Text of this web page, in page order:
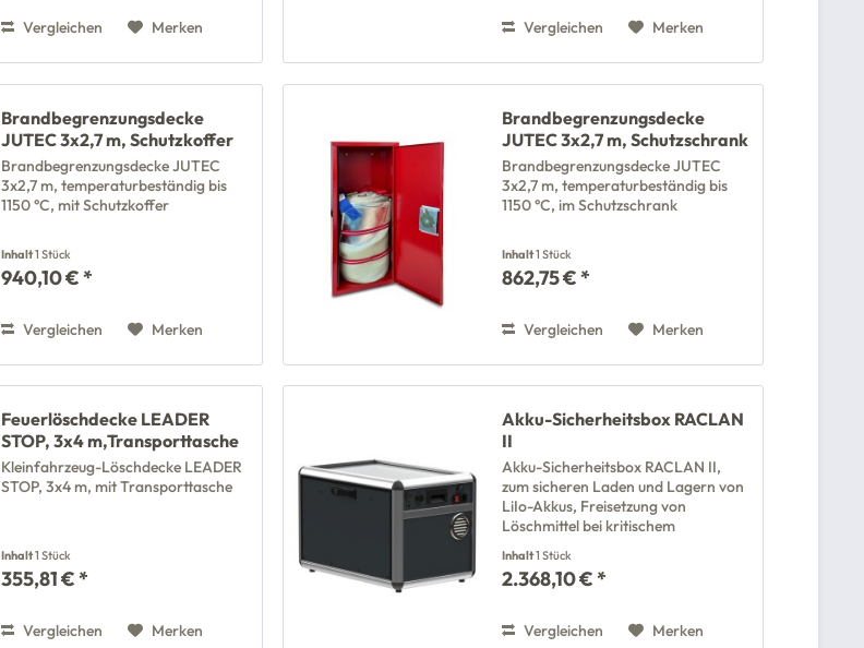
Vergleichen Merken Vergleichen Merken
Brandbegrenzungsdecke
JUTEC 3x2,7 m, Schutzkoffer
Brandbegrenzungsdecke JUTEC
3x2,7 m, temperaturbeständig bis
1150 °C, mit Schutzkoffer
Inhalt1 Stück
940,10 € *
Vergleichen Merken
Brandbegrenzungsdecke
JUTEC 3x2,7 m, Schutzschrank
Brandbegrenzungsdecke JUTEC
3x2,7 m, temperaturbeständig bis
1150 °C, im Schutzschrank
Inhalt1 Stück
862,75 € *
Vergleichen Merken
Feuerlöschdecke LEADER
STOP, 3x4 m,Transporttasche
Kleinfahrzeug-Löschdecke LEADER
STOP, 3x4 m, mit Transporttasche
Inhalt1 Stück
355,81 € *
Vergleichen Merken
Akku-Sicherheitsbox RACLAN
II
Akku-Sicherheitsbox RACLAN II,
zum sicheren Laden und Lagern von
LiIo-Akkus, Freisetzung von
Löschmittel bei kritischem
Inhalt1 Stück
2.368,10 € *
Vergleichen Merken